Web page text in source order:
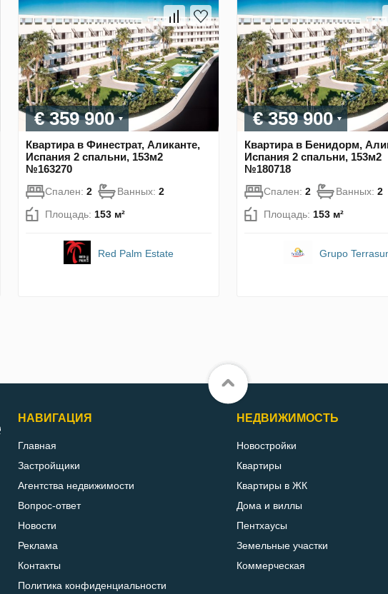
€ 359 900
Квартира в Финестрат, Аликанте,
Испания 2 спальни, 153м2
№163270
Спален: 2 Ванных: 2
Площадь: 153 м²
Red Palm Estate
€ 359 900
Квартира в Бенидорм,
Испания 2 спальни, 153м2
№180718
Спален: 2 Ванных: 2
Площадь: 153 м²
Grupo
НАВИГАЦИЯ
Главная
Застройщики
Агентства недвижимости
Вопрос-ответ
Новости
Реклама
Контакты
Политика конфиденциальности
НЕДВИЖИМОСТЬ
Новостройки
Квартиры
Квартиры в ЖК
Дома и виллы
Пентхаусы
Земельные участки
Коммерческая